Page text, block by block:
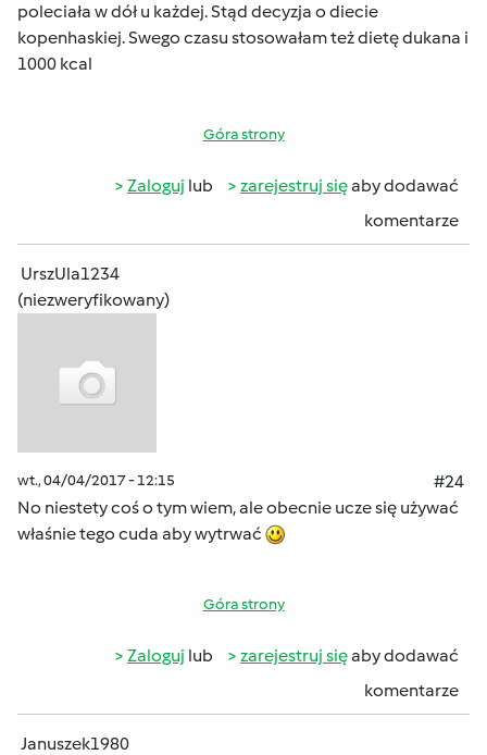
poleciała w dół u każdej. Stąd decyzja o diecie
kopenhaskiej. Swego czasu stosowałam też dietę dukana i
1000 kcal
Góra strony
Zaloguj lub zarejestruj sięaby dodawać
komentarze
UrszUla1234
(niezweryfikowany)
wt., 04/04/2017 - 12:15
#24
No niestety coś o tym wiem, ale obecnie ucze się używać
właśnie tego cuda aby wytrwać
Góra strony
Zaloguj lub zarejestruj sięaby dodawać
komentarze
Januszek1980